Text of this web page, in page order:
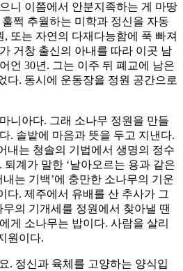
니 이쯤에서 안분지족하는 게 마땅
쩍 추월하는 미학과 정신을 자동
또는 자연의 다재다능함에 푹 빠져
거창 출신의 아내를 따라 이곳 남
언 30년. 그는 이주 뒤 폐교에 남은
다. 동시에 운동장을 정원 공간으로
니아다. 그래 소나무 정원을 만들
. 솔밭에 마음과 뜻을 두고 지낸다.
내는 청솔의 기법에서 생명의 정수
계가 말한 ‘날아오르는 용과 같은
내는 기백’에 충만한 소나무의 기운
다. 제주에서 유배를 산 추사가 그
무의 기개세를 정원에서 찾아낼 땐
게 소나무는 밥이다. 사람을 살리
원이다.
. 정신과 육체를 고양하는 양식입